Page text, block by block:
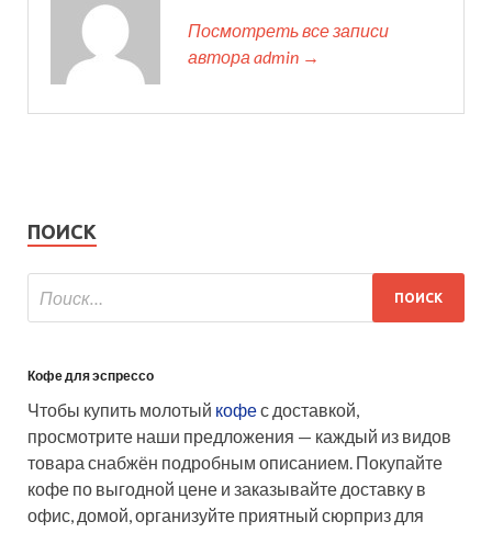
Посмотреть все записи
автора admin →
ПОИСК
Кофе для эспрессо
Чтобы купить молотый кофес доставкой,
просмотрите наши предложения — каждый из видов
товара снабжён подробным описанием. Покупайте
кофе по выгодной цене и заказывайте доставку в
офис, домой, организуйте приятный сюрприз для